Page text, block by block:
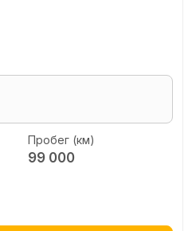
Пробег (км)
99 000